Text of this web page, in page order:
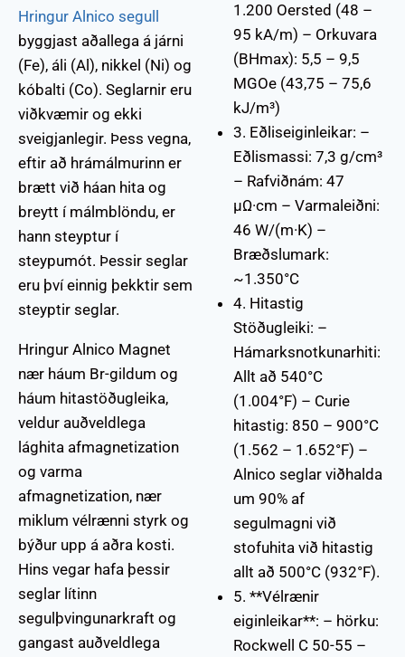
Hringur Alnico segull
byggjast aðallega á járni
(Fe), áli (Al), nikkel (Ni) og
kóbalti (Co). Seglarnir eru
viðkvæmir og ekki
sveigjanlegir. Þess vegna,
eftir að hrámálmurinn er
brætt við háan hita og
breytt í málmblöndu, er
hann steyptur í
steypumót. Þessir seglar
eru því einnig þekktir sem
steyptir seglar.
Hringur Alnico Magnet
nær háum Br-gildum og
háum hitastöðugleika,
veldur auðveldlega
lághita afmagnetization
og varma
afmagnetization, nær
miklum vélrænni styrk og
býður upp á aðra kosti.
Hins vegar hafa þessir
seglar lítinn
segulþvingunarkraft og
gangast auðveldlega
1.200 Oersted (48 –
95 kA/m) – Orkuvara
(BHmax): 5,5 – 9,5
MGOe (43,75 – 75,6
kJ/m³)
3. Eðliseiginleikar: –
Eðlismassi: 7,3 g/cm³
– Rafviðnám: 47
μΩ·cm – Varmaleiðni:
46 W/(m·K) –
Bræðslumark:
~1.350°C
4. Hitastig
Stöðugleiki: –
Hámarksnotkunarhiti:
Allt að 540°C
(1.004°F) – Curie
hitastig: 850 – 900°C
(1.562 – 1.652°F) –
Alnico seglar viðhalda
um 90% af
segulmagni við
stofuhita við hitastig
allt að 500°C (932°F).
5. **Vélrænir
eiginleikar**: – hörku:
Rockwell C 50-55 –